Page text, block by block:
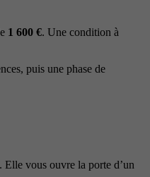
1 600 €. Une condition à
puis une phase de
Elle vous ouvre la porte d’un